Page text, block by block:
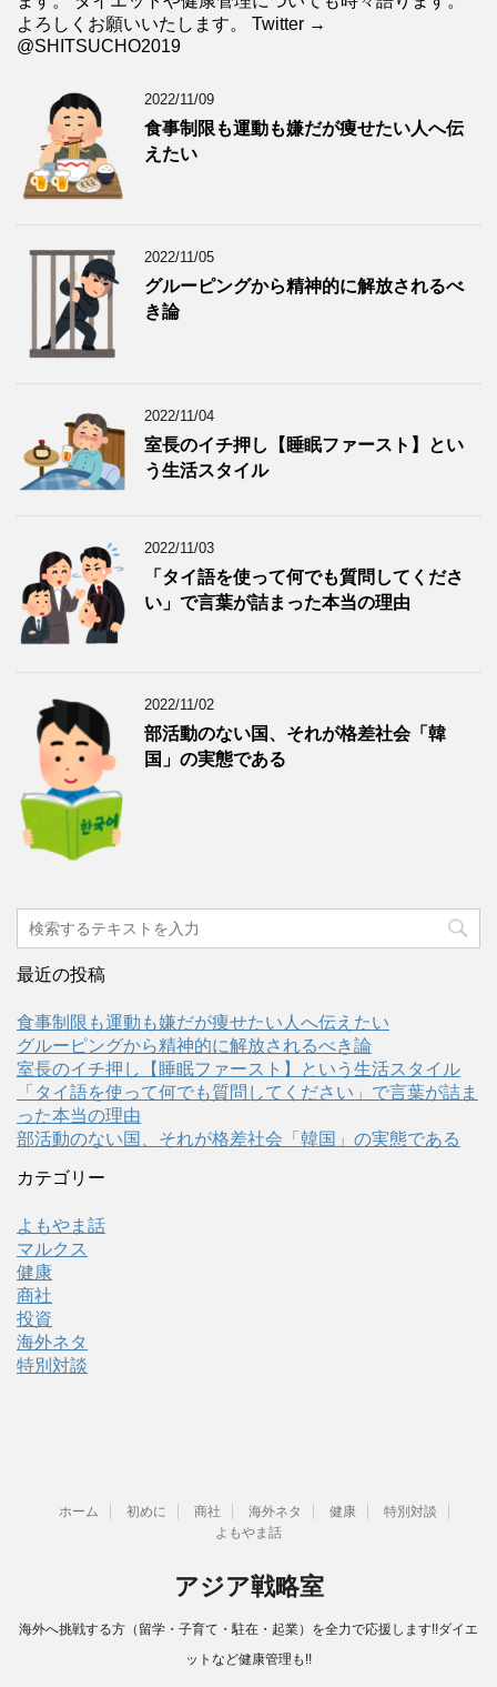
よろしくお願いいたします。 Twitter →
@SHITSUCHO2019
2022/11/09
食事制限も運動も嫌だが痩せたい人へ伝
えたい
2022/11/05
グルーピングから精神的に解放されるべ
き論
2022/11/04
室長のイチ押し【睡眠ファースト】とい
う生活スタイル
2022/11/03
「タイ語を使って何でも質問してくださ
い」で言葉が詰まった本当の理由
2022/11/02
部活動のない国、それが格差社会「韓
国」の実態である
最近の投稿
食事制限も運動も嫌だが痩せたい人へ伝えたい
グルーピングから精神的に解放されるべき論
室長のイチ押し【睡眠ファースト】という生活スタイル
「タイ語を使って何でも質問してください」で言葉が詰ま
った本当の理由
部活動のない国、それが格差社会「韓国」の実態である
カテゴリー
よもやま話
マルクス
健康
商社
投資
海外ネタ
特別対談
ホーム 初めに 商社 海外ネタ 健康
特別対談
よもやま話
アジア戦略室
海外へ挑戦する方（留学・子育て・駐在・起業）を全力で応援します!!ダイエ
ットなど健康管理も!!